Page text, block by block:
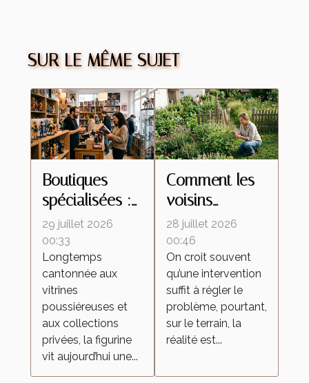
SUR LE MÊME SUJET
Boutiques
spécialisées :
ces lieux
d’échanges
qui
transforment la
culture de la
figurine
29 juillet 2026
00:33
Longtemps
cantonnée aux
vitrines
poussiéreuses et
aux collections
privées, la figurine
vit aujourd’hui une...
Comment les
voisins
influencent le
retour des
insectes
malgré une
intervention
locale
28 juillet 2026
00:46
On croit souvent
qu’une intervention
suffit à régler le
problème, pourtant,
sur le terrain, la
réalité est...